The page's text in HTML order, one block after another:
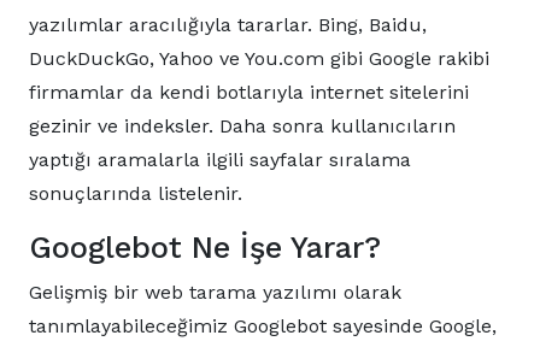
yazılımlar aracılığıyla tararlar. Bing, Baidu,
DuckDuckGo, Yahoo ve You.com gibi Google rakibi
firmamlar da kendi botlarıyla internet sitelerini
gezinir ve indeksler. Daha sonra kullanıcıların
yaptığı aramalarla ilgili sayfalar sıralama
sonuçlarında listelenir.
Googlebot Ne İşe Yarar?
Gelişmiş bir web tarama yazılımı olarak
tanımlayabileceğimiz Googlebot sayesinde Google,